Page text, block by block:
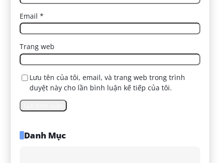
Email*
Trang web
Lưu tên của tôi, email, và trang web trong trình
duyệt này cho lần bình luận kế tiếp của tôi.
Danh Mục